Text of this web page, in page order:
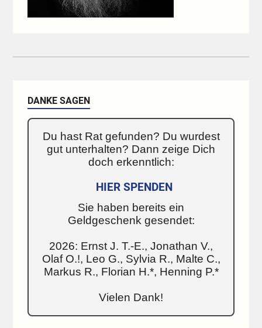
DANKE SAGEN
Du hast Rat gefunden? Du wurdest
gut unterhalten? Dann zeige Dich
doch erkenntlich:
HIER SPENDEN
Sie haben bereits ein
Geldgeschenk gesendet:
2026: Ernst J. T.-E., Jonathan V.,
Olaf O.!, Leo G., Sylvia R., Malte C.,
Markus R., Florian H.*, Henning P.*
Vielen Dank!